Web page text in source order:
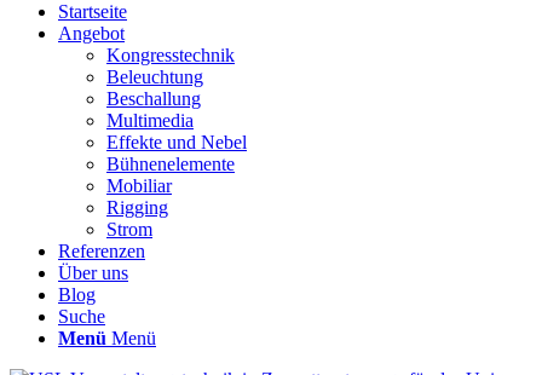
Startseite
Angebot
Kongresstechnik
Beleuchtung
Beschallung
Multimedia
Effekte und Nebel
Bühnenelemente
Mobiliar
Rigging
Strom
Referenzen
Über uns
Blog
Suche
Menü Menü